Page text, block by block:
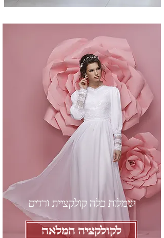
שמלות כלה קולקציית ורדים
לקולקציה המלאה